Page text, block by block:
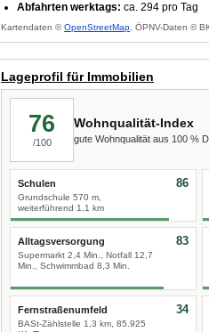
Abfahrten werktags: ca. 294 pro Tag
Kartendaten ©OpenStreetMap , ÖPNV-Daten ©
Lageprofil für Immobilien
76
/100
Wohnqualität-Index
gute Wohnqualität aus 100 %
Schulen
Grundschule 570 m,
weiterführend 1,1 km
86
Alltagsversorgung
Supermarkt 2,4 Min., Notfall 12,7
Min., Schwimmbad 8,3 Min.
83
Fernstraßenumfeld
BASt-Zählstelle 1,3 km, 85.925
34